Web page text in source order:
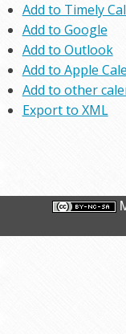
Add to Timely
Add to Google
Add to Outlook
Add to Apple
Add to other
Export to XML